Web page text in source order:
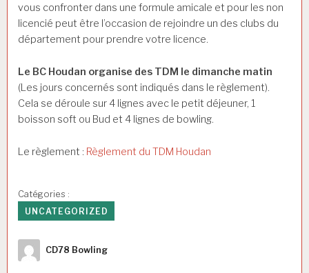
vous confronter dans une formule amicale et pour les non
licencié peut être l’occasion de rejoindre un des clubs du
département pour prendre votre licence.
Le BC Houdan organise des TDM le dimanche matin
(Les jours concernés sont indiqués dans le règlement).
Cela se déroule sur 4 lignes avec le petit déjeuner, 1
boisson soft ou Bud et 4 lignes de bowling.
Le règlement : Règlement du TDM Houdan
Catégories :
UNCATEGORIZED
Auteur
CD78 Bowling